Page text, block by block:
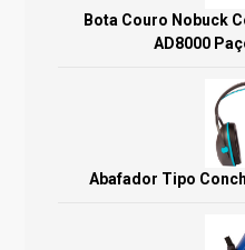
Bota Couro Nobuck
AD8000
Abafador Tipo